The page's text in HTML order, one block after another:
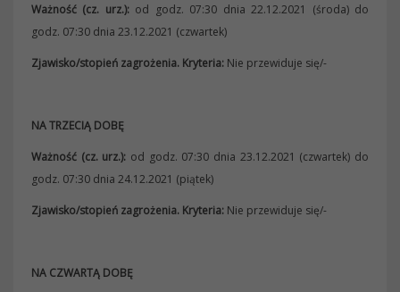
Ważność (cz. urz.):od godz. 07:30 dnia 22.12.2021 (środa) do
godz. 07:30 dnia 23.12.2021 (czwartek)
Zjawisko/stopień zagrożenia. Kryteria: Nie przewiduje się/-
NA TRZECIĄ DOBĘ
Ważność (cz. urz.): od godz. 07:30 dnia 23.12.2021 (czwartek) do
godz. 07:30 dnia 24.12.2021 (piątek)
Zjawisko/stopień zagrożenia. Kryteria: Nie przewiduje się/-
NA CZWARTĄ DOBĘ